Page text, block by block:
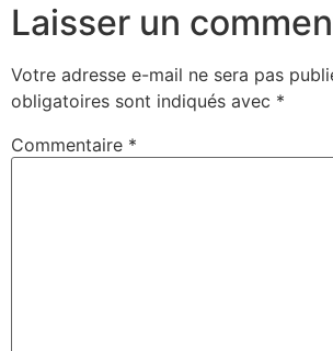
Laisser un
Votre adresse e-mail ne sera pas
obligatoires sont indiqués avec *
Commentaire *